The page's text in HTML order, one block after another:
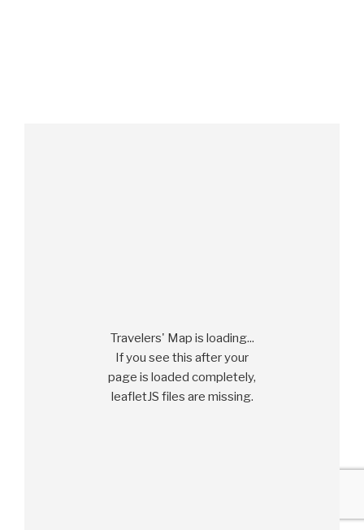
Travelers' Map is loading...
If you see this after your
page is loaded completely,
leafletJS files are missing.